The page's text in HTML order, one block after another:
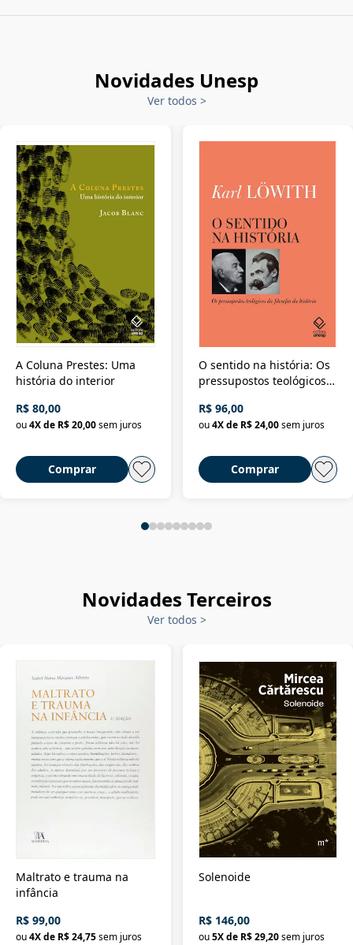
Novidades Unesp
Ver todos >
A Coluna Prestes: Uma
história do interior
R$ 80,00
ou4X de R$ 20,00sem juros
Comprar
O sentido na história: Os
pressupostos teológicos
R$ 96,00
ou 4X de R$ 24,00 sem juros
Comprar
Novidades Terceiros
Ver todos >
Maltrato e trauma na
infância
R$ 99,00
ou4X de R$ 24,75sem juros
Solenoide
R$ 146,00
ou 5X de R$ 29,20 sem juros